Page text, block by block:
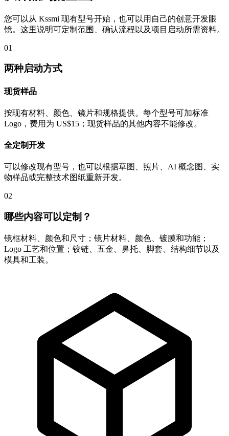
您可以从 Kssmi 现有型号开始，也可以用自己的创意开发眼
镜。这里说明可定制范围、确认流程以及项目启动所需资料。
01
两种启动方式
现货样品
按现有材料、颜色、镜片和规格提供。每个型号可加标准
Logo，费用为 US$15；现货样品的其他内容不能修改。
全定制开发
可以修改现有型号，也可以根据草图、照片、AI 概念图、实
物样品或完整技术图纸重新开发。
02
哪些内容可以定制？
镜框材料、颜色和尺寸；镜片材料、颜色、镀膜和功能；
Logo 工艺和位置；铰链、五金、鼻托、脚套、结构细节以及
模具和工装。